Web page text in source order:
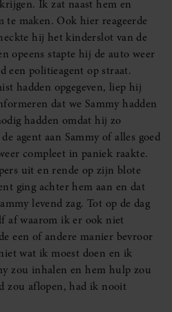
Ik zat naast hem en
te maken. Ook hier reageerde
hij het kinderslot van de
opeens stapte hij de auto weer
een politieagent op straat.
hadden opgegeven, liep hij
dat we Sammy hadden
hadden omdat hij zo
agent aan Sammy of alles goed
compleet in paniek raakte.
uit en rende op zijn blote
ging achter hem aan en dat
levend zag. Tot op de dag
af waarom ik er ook niet
een of andere manier bevroor
wat ik moest doen en ik
zou inhalen en hem hulp zou
zou aflopen, had ik nooit